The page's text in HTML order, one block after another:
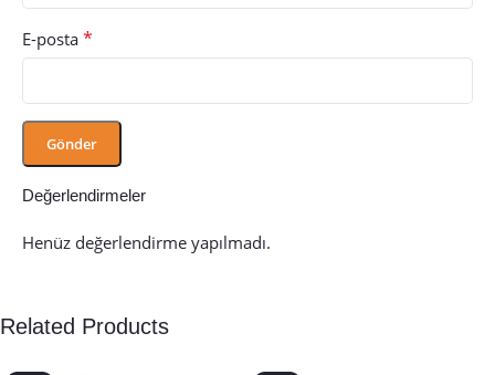
Değerlendirmeler
Henüz değerlendirme yapılmadı.
E-posta *
Related Products